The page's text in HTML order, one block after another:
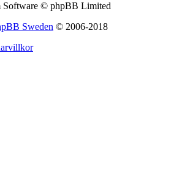
Software © phpBB Limited
Sweden © 2006-2018